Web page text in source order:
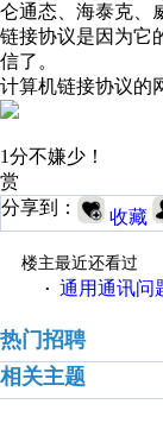
仑通态、海泰克、
链接协议是因为它
信了。
计算机链接协议的
1分不嫌少！
赏
分享到：
收藏
楼主最近还看过
· 通用通讯问
热门招聘
相关主题